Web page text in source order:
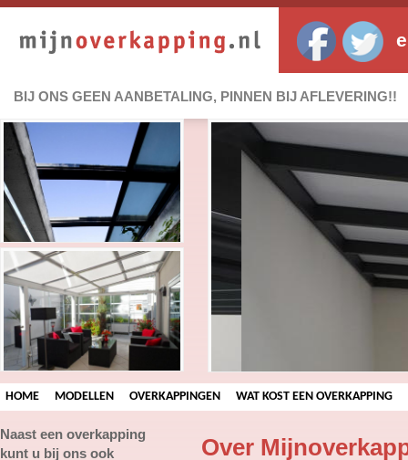
BIJ ONS GEEN AANBETALING, PINNEN BIJ AFLEVERING!!
HOME MODELLEN OVERKAPPINGEN WAT KOST EEN OVERKAPPING
Naast een overkapping
kunt u bij ons ook
Over